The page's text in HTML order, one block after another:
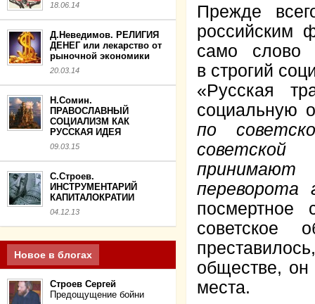
18.06.14
Д.Неведимов. РЕЛИГИЯ
ДЕНЕГ или лекарство от
рыночной экономики
20.03.14
Н.Сомин.
ПРАВОСЛАВНЫЙ
СОЦИАЛИЗМ КАК
РУССКАЯ ИДЕЯ
09.03.15
С.Строев.
ИНСТРУМЕНТАРИЙ
КАПИТАЛОКРАТИИ
04.12.13
Новое в блогах
Строев Сергей
Предощущение бойни
Прежде
российским
само слово
в строгий
«Русская
социальную
по
советской
принимают
переворота
посмертное
советское
обществе, он
места.